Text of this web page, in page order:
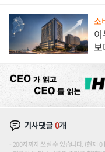
소
보
기사댓글0개
200자까지 쓰실 수 있습니다. (현재